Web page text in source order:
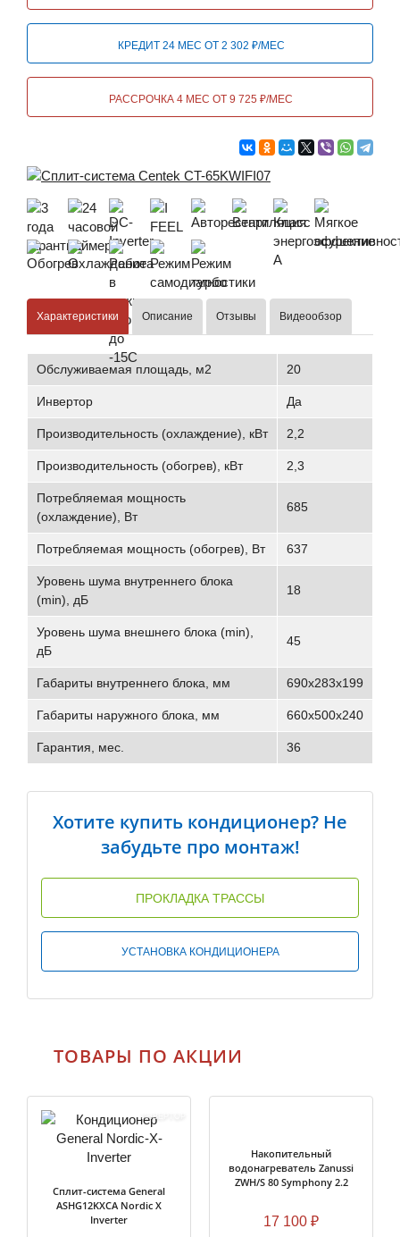
КРЕДИТ 24 МЕС ОТ 2 302 ₽/МЕС
РАССРОЧКА 4 МЕС ОТ 9 725 ₽/МЕС
Характеристики Описание Отзывы Видеообзор
Обслуживаемая площадь, м2 20
Инвертор Да
Производительность (охлаждение), кВт 2,2
Производительность (обогрев), кВт 2,3
Потребляемая мощность
(охлаждение), Вт
685
Потребляемая мощность (обогрев), Вт 637
Уровень шума внутреннего блока
(min), дБ
18
Уровень шума внешнего блока (min),
дБ
45
Габариты внутреннего блока, мм 690х283х199
Габариты наружного блока, мм 660x500x240
Гарантия, мес. 36
Хотите купить кондиционер? Не
забудьте про монтаж!
ПРОКЛАДКА ТРАССЫ
УСТАНОВКА КОНДИЦИОНЕРА
ТОВАРЫ ПО АКЦИИ
Сплит-система General
ASHG12KXCA Nordic X
Inverter
ИНВЕРТОР
Накопительный
водонагреватель Zanussi
ZWH/S 80 Symphony 2.2
17 100 ₽